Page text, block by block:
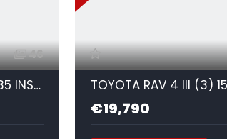
46
VOLVO S90 II D5 AWD 235 INSCRIPTION GEARTRONIC 8
€19,790